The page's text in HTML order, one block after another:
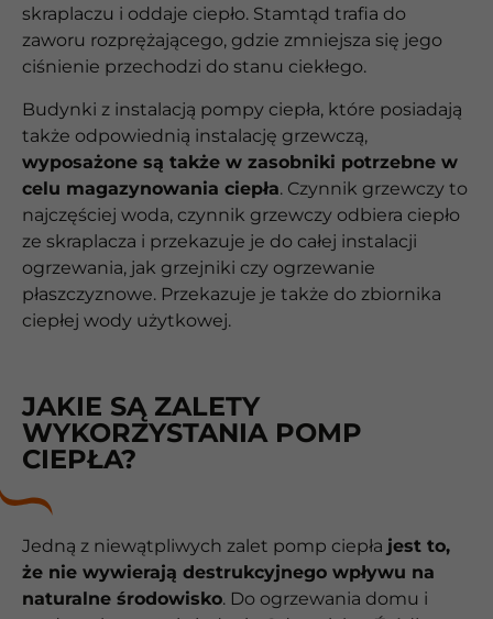
skraplaczu i oddaje ciepło. Stamtąd trafia do
zaworu rozprężającego, gdzie zmniejsza się jego
ciśnienie przechodzi do stanu ciekłego.
Budynki z instalacją pompy ciepła, które posiadają
także odpowiednią instalację grzewczą,
wyposażone są także w zasobniki potrzebne w
celu magazynowania ciepła. Czynnik grzewczy to
najczęściej woda, czynnik grzewczy odbiera ciepło
ze skraplacza i przekazuje je do całej instalacji
ogrzewania, jak grzejniki czy ogrzewanie
płaszczyznowe. Przekazuje je także do zbiornika
ciepłej wody użytkowej.
JAKIE SĄ ZALETY
WYKORZYSTANIA POMP
CIEPŁA?
Jedną z niewątpliwych zalet pomp ciepła jest to,
że nie wywierają destrukcyjnego wpływu na
naturalne środowisko. Do ogrzewania domu i